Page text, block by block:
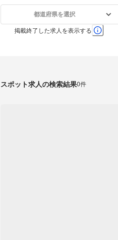
都道府県を選択
掲載終了した求人を表示する
スポット求人の検索結果0件